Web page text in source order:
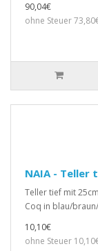
90,04€
ohne Steuer
NAIA - Teller
Teller tief mit
Coq in blau/
10,10€
ohne Steuer